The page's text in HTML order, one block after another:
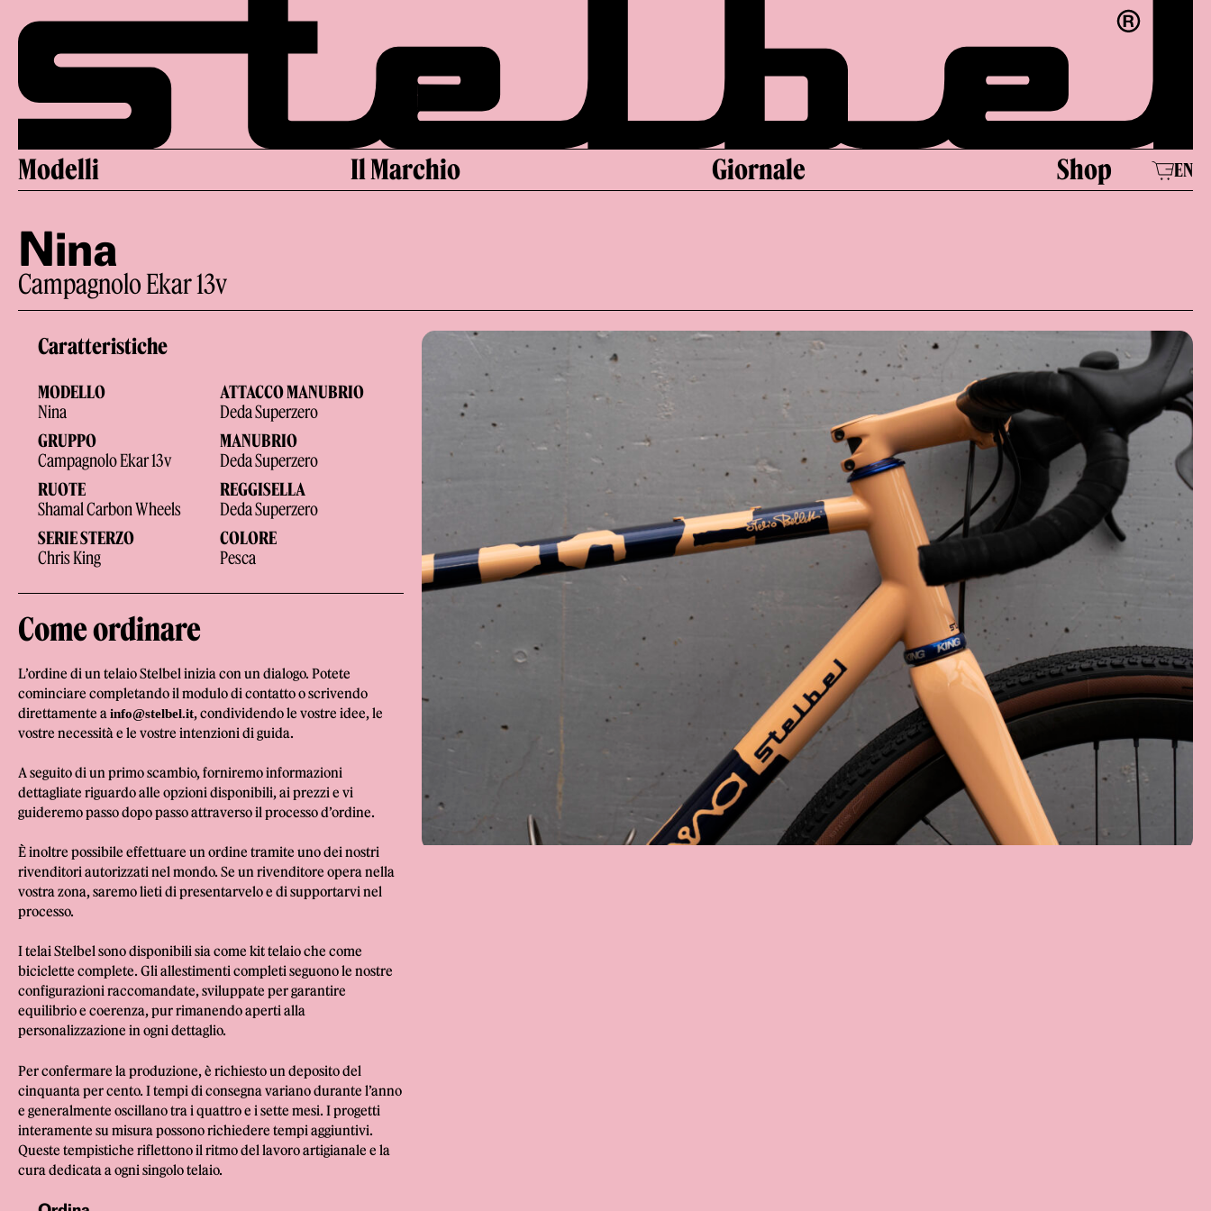
Modelli Il Marchio Giornale Shop EN
Nina
Campagnolo Ekar 13v
Caratteristiche
MODELLO
Nina
GRUPPO
Campagnolo Ekar 13v
RUOTE
Shamal Carbon Wheels
SERIE STERZO
Chris King
ATTACCO MANUBRIO
Deda Superzero
MANUBRIO
Deda Superzero
REGGISELLA
Deda Superzero
COLORE
Pesca
Come ordinare
L’ordine di un telaio Stelbel inizia con un dialogo. Potete
cominciare completando il modulo di contatto o scrivendo
direttamente ainfo@stelbel.it, condividendo le vostre idee, le
vostre necessità e le vostre intenzioni di guida.
A seguito di un primo scambio, forniremo informazioni
dettagliate riguardo alle opzioni disponibili, ai prezzi e vi
guideremo passo dopo passo attraverso il processo d’ordine.
È inoltre possibile effettuare un ordine tramite uno dei nostri
rivenditori autorizzati nel mondo. Se un rivenditore opera nella
vostra zona, saremo lieti di presentarvelo e di supportarvi nel
processo.
I telai Stelbel sono disponibili sia come kit telaio che come
biciclette complete. Gli allestimenti completi seguono le nostre
configurazioni raccomandate, sviluppate per garantire
equilibrio e coerenza, pur rimanendo aperti alla
personalizzazione in ogni dettaglio.
Per confermare la produzione, è richiesto un deposito del
cinquanta per cento. I tempi di consegna variano durante l’anno
e generalmente oscillano tra i quattro e i sette mesi. I progetti
interamente su misura possono richiedere tempi aggiuntivi.
Queste tempistiche riflettono il ritmo del lavoro artigianale e la
cura dedicata a ogni singolo telaio.